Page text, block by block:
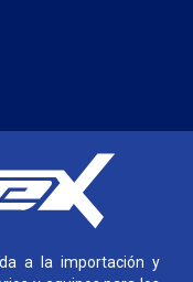
a la importación y